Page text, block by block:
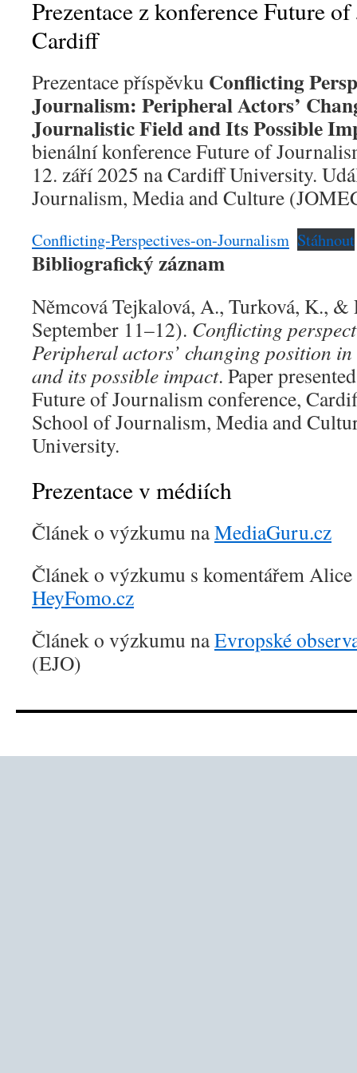
Prezentace z konference Future
Cardiff
Prezentace příspěvku Conflicting
Journalism: Peripheral Actors’
Journalistic Field and Its Possible
bienální konference Future of
12. září 2025 na Cardiff University.
Journalism, Media and Culture
Conflicting-Perspectives-on-Journalism Stáhnout
Bibliografický záznam
Němcová Tejkalová, A., Turková, K., &
September 11–12). Conflicting
Peripheral actors’ changing position
and its possible impact. Paper
Future of Journalism conference,
School of Journalism, Media and
University.
Prezentace v médiích
Článek o výzkumu naMediaGuru.cz
Článek o výzkumu s komentářem
HeyFomo.cz
Článek o výzkumu naEvropské
(EJO)